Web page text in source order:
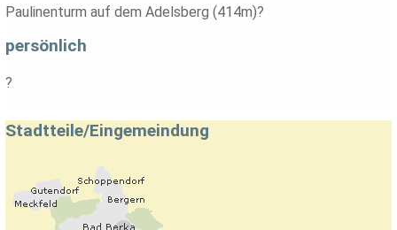
Paulinenturm auf dem Adelsberg (414m)?
persönlich
?
Stadtteile/Eingemeindung